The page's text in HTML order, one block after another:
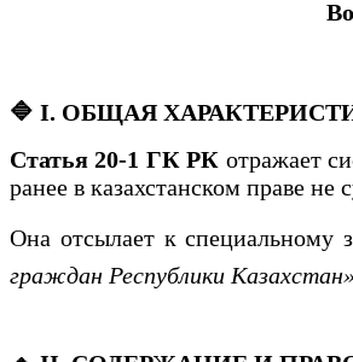
🔷 I. ОБЩАЯ
Статья 20-1 ГК РК отражает
ранее в казахстанском праве не
Она отсылает к специальному
граждан Республики Казахстан»